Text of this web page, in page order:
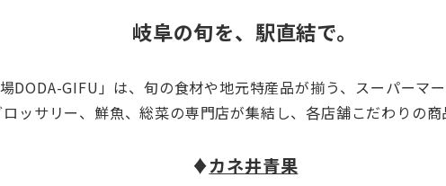
岐阜の旬を、駅直結で。
場DODA-GIFU」は、旬の食材や地元特産品が揃う、スーパーマ
ッサリー、鮮魚、総菜の専門店が集結し、各店舗こだわりの
♦カネ井青果